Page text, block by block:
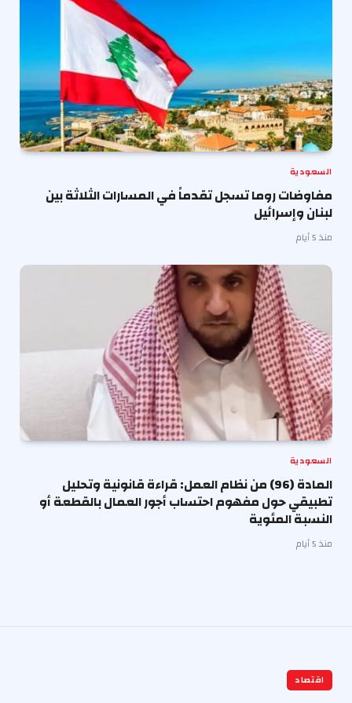
السعودية
مفاوضات روما تسجل تقدماً في المسارات الثلاثة بين
لبنان وإسرائيل
منذ 5 أيام
السعودية
المادة (96) من نظام العمل: قراءة قانونية وتحليل
تطبيقي حول مفهوم احتساب أجور العمال بالقطعة أو
النسبة المئوية
منذ 5 أيام
اقتصاد